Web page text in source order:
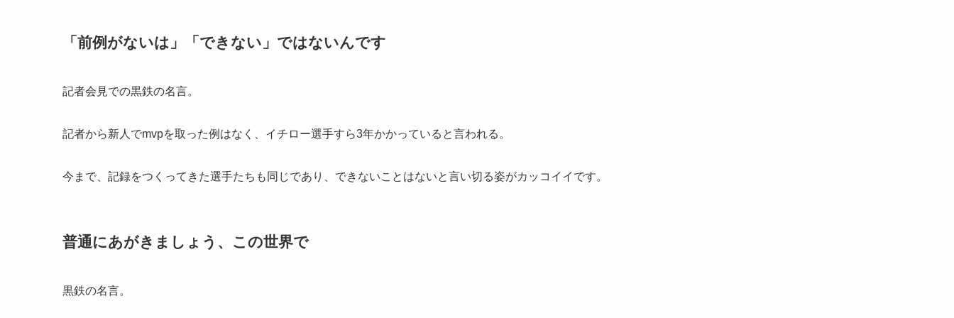
「前例がないは」「できない」ではないんです
記者会見での黒鉄の名言。
記者から新人でmvpを取った例はなく、イチロー選手すら3年かかっていると言われる。
今まで、記録をつくってきた選手たちも同じであり、できないことはないと言い切る姿がカッコイイです。
普通にあがきましょう、この世界で
黒鉄の名言。